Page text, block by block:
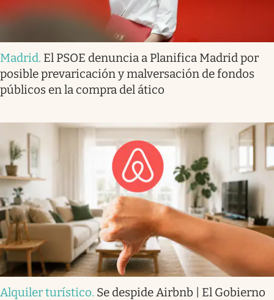
Madrid. El PSOE denuncia a Planifica Madrid por
posible prevaricación y malversación de fondos
públicos en la compra del ático
Alquiler turístico. Se despide Airbnb | El Gobierno